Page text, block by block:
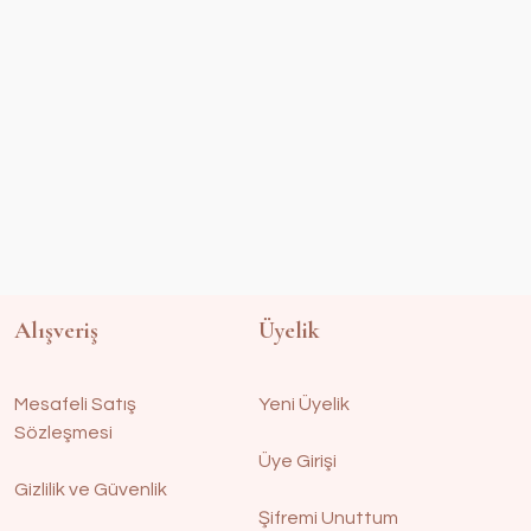
Alışveriş
Mesafeli Satış
Sözleşmesi
Gizlilik ve Güvenlik
Üyelik
Yeni Üyelik
Üye Girişi
Şifremi Unuttum